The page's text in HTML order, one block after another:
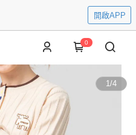
開啟APP
0
1/4